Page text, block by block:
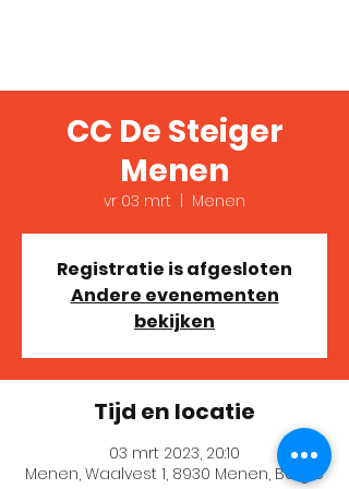
CC De Steiger
Menen
vr 03 mrt Menen
Registratie is afgesloten
Andere evenementen
bekijken
Tijd en locatie
03 mrt 2023, 20:10
Menen, Waalvest 1, 8930 Menen, België